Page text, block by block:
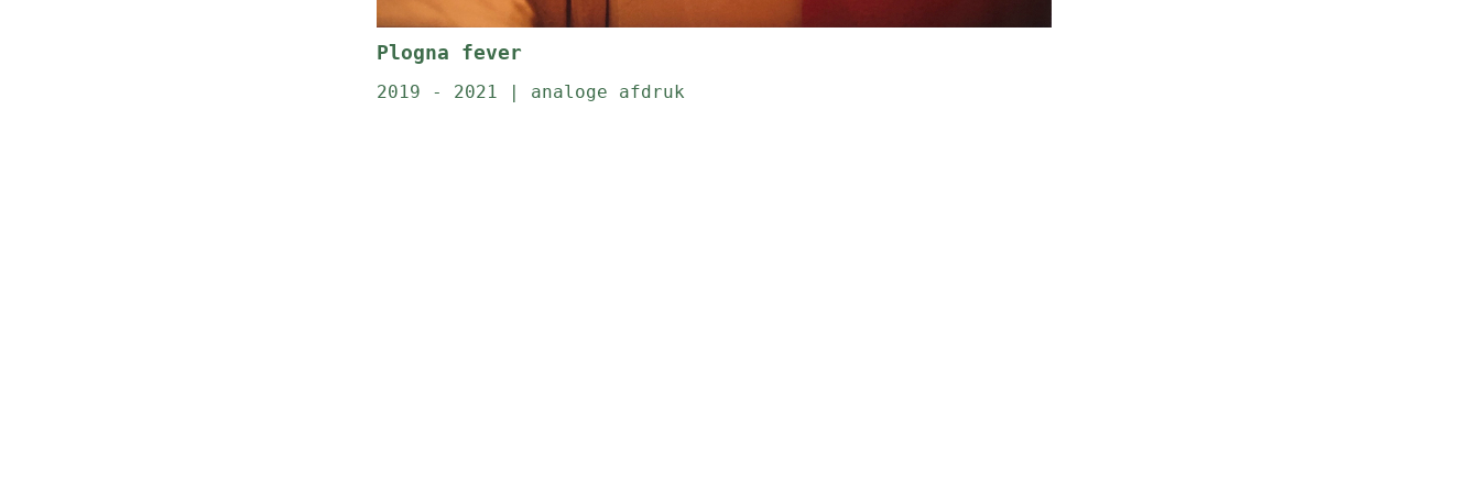
Plogna fever
2019 - 2021 | analoge afdruk